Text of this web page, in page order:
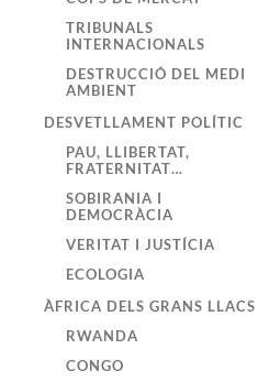
TRIBUNALS
INTERNACIONALS
DESTRUCCIÓ DEL MEDI
AMBIENT
DESVETLLAMENT POLÍTIC
PAU, LLIBERTAT,
FRATERNITAT…
SOBIRANIA I
DEMOCRÀCIA
VERITAT I JUSTÍCIA
ECOLOGIA
ÀFRICA DELS GRANS LLACS
RWANDA
CONGO